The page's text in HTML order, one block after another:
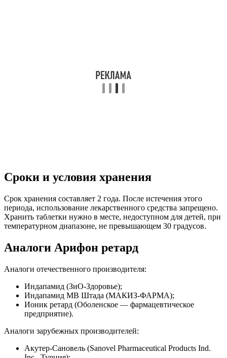
Сроки и условия хранения
Срок хранения составляет 2 года. После истечения этого
периода, использование лекарственного средства запрещено.
Хранить таблетки нужно в месте, недоступном для детей, при
температурном диапазоне, не превышающем 30 градусов.
Аналоги Арифон ретард
Аналоги отечественного производителя:
Индапамид (ЗиО-Здоровье);
Индапамид МВ Штада (МАКИЗ-ФАРМА);
Ионик ретард (Оболенское — фармацевтическое
предприятие).
Аналоги зарубежных производителей:
Акутер-Сановель (Sanovel Pharmaceutical Products Ind.